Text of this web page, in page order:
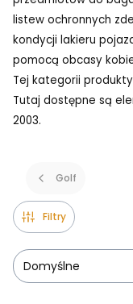
listew ochronnych
kondycji lakieru
pomocą obcasy
Tej kategorii
Tutaj dostępne są
2003.
Golf
Filtry
Domyślne